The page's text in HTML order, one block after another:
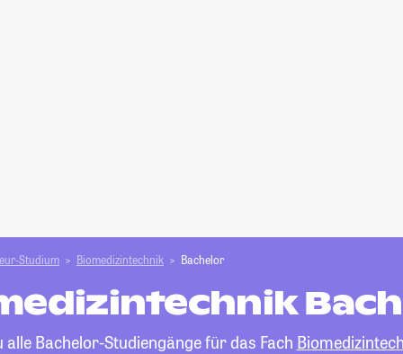
Studium Biomedizintechnik Bachelor
Bachelor-Studiengänge für das Fach